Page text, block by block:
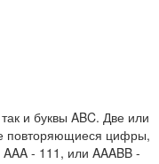
и буквы ABC. Две или
повторяющиеся цифры,
AAA - 111 , или AAABB -